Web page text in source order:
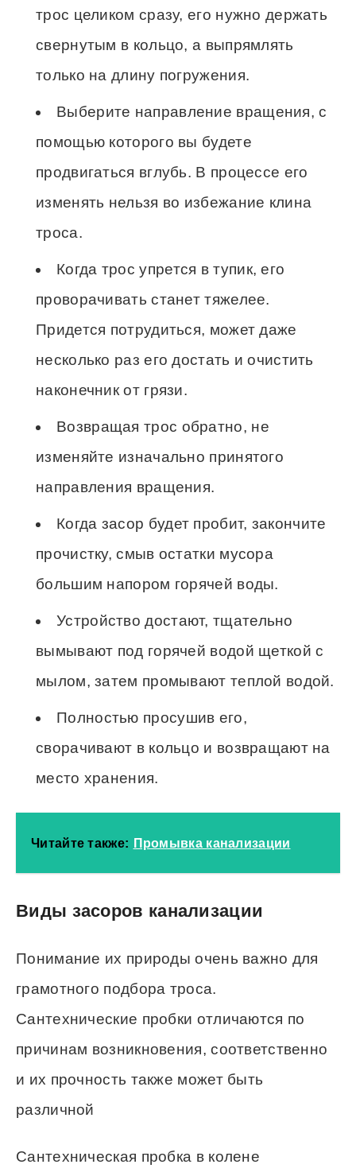
трос целиком сразу, его нужно держать
свернутым в кольцо, а выпрямлять
только на длину погружения.
Выберите направление вращения, с
помощью которого вы будете
продвигаться вглубь. В процессе его
изменять нельзя во избежание клина
троса.
Когда трос упрется в тупик, его
проворачивать станет тяжелее.
Придется потрудиться, может даже
несколько раз его достать и очистить
наконечник от грязи.
Возвращая трос обратно, не
изменяйте изначально принятого
направления вращения.
Когда засор будет пробит, закончите
прочистку, смыв остатки мусора
большим напором горячей воды.
Устройство достают, тщательно
вымывают под горячей водой щеткой с
мылом, затем промывают теплой водой.
Полностью просушив его,
сворачивают в кольцо и возвращают на
место хранения.
Читайте также: Промывка канализации
Виды засоров канализации
Понимание их природы очень важно для
грамотного подбора троса.
Сантехнические пробки отличаются по
причинам возникновения, соответственно
и их прочность также может быть
различной
Сантехническая пробка в колене